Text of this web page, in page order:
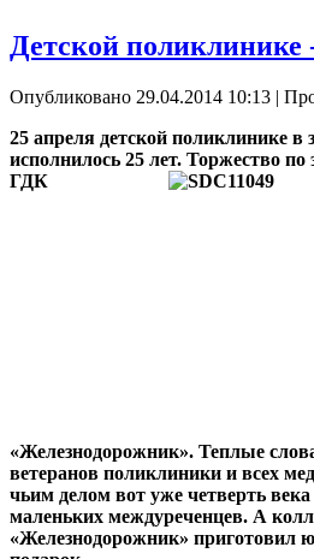
Детской поликлинике
Опубликовано 29.04.2014 10:13 |
25 апреля детской поликлинике в
исполнилось 25 лет. Торжество по
ГДК
«Железнодорожник». Теплые
ветеранов поликлиники и всех
чьим делом вот уже четверть века
маленьких междуреченцев. А
«Железнодорожник» приготовил